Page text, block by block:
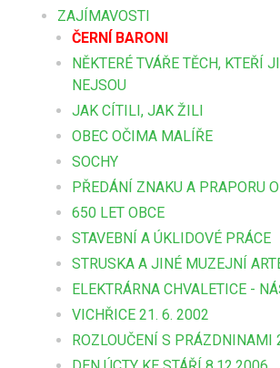
ZAJÍMAVOSTI
ČERNÍ BARONI
NĚKTERÉ TVÁŘE TĚCH, KTEŘÍ
NEJSOU
JAK CÍTILI, JAK ŽILI
OBEC OČIMA MALÍŘE
SOCHY
PŘEDÁNÍ ZNAKU A PRAPORU
650 LET OBCE
STAVEBNÍ A ÚKLIDOVÉ PRÁCE
STRUSKA A JINÉ MUZEJNÍ
ELEKTRÁRNA CHVALETICE -
VICHŘICE 21. 6. 2002
ROZLOUČENÍ S PRÁZDNINAMI